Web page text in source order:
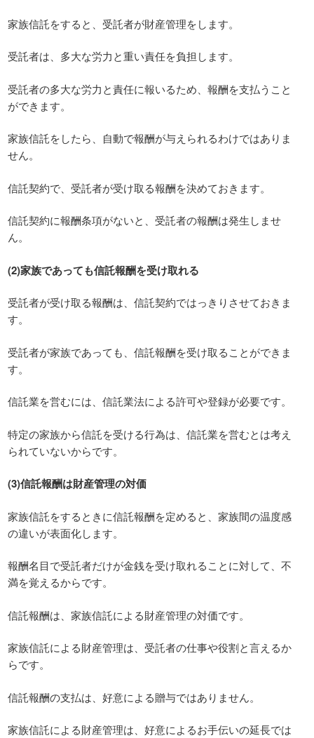
家族信託をすると、受託者が財産管理をします。
受託者は、多大な労力と重い責任を負担します。
受託者の多大な労力と責任に報いるため、報酬を支払うこと
ができます。
家族信託をしたら、自動で報酬が与えられるわけではありま
せん。
信託契約で、受託者が受け取る報酬を決めておきます。
信託契約に報酬条項がないと、受託者の報酬は発生しませ
ん。
(2)家族であっても信託報酬を受け取れる
受託者が受け取る報酬は、信託契約ではっきりさせておきま
す。
受託者が家族であっても、信託報酬を受け取ることができま
す。
信託業を営むには、信託業法による許可や登録が必要です。
特定の家族から信託を受ける行為は、信託業を営むとは考え
られていないからです。
(3)信託報酬は財産管理の対価
家族信託をするときに信託報酬を定めると、家族間の温度感
の違いが表面化します。
報酬名目で受託者だけが金銭を受け取れることに対して、不
満を覚えるからです。
信託報酬は、家族信託による財産管理の対価です。
家族信託による財産管理は、受託者の仕事や役割と言えるか
らです。
信託報酬の支払は、好意による贈与ではありません。
家族信託による財産管理は、好意によるお手伝いの延長では